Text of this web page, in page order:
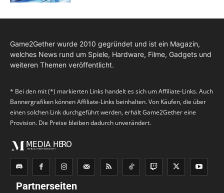
Game2Gether wurde 2010 gegründet und ist ein Magazin,
welches News rund um Spiele, Hardware, Filme, Gadgets und
weiteren Themen veröffentlicht.
* Bei den mit (*) markierten Links handelt es sich um Affiliate-Links. Auch
Bannergrafiken können Affiliate-Links beinhalten. Von Käufen, die über
einen solchen Link durchgeführt werden, erhält Game2Gether eine
Provision. Die Preise bleiben dadurch unverändert.
Partnerseiten